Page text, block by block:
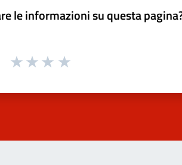
le informazioni su questa